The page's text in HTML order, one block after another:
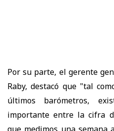
Por su parte, el gerente
Raby, destacó que "tal
últimos barómetros,
importante entre la cifra